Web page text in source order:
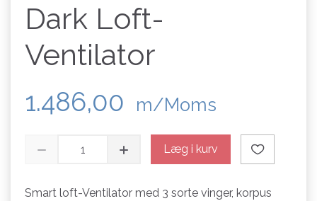
Dark Loft-
Ventilator
1.486,00 m/Moms
Læg i kurv
Smart loft-Ventilator med 3 sorte vinger, korpus